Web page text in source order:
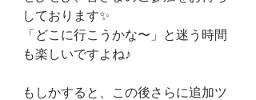
しております✨
「どこに行こうかな〜」と迷う時間
も楽しいですよね♪
もしかすると、この後さらに追加ツ